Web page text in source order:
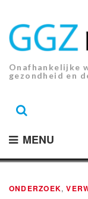
inhoud.
Onafhankelijke
gezondheid en
MENU
ONDERZOEK,